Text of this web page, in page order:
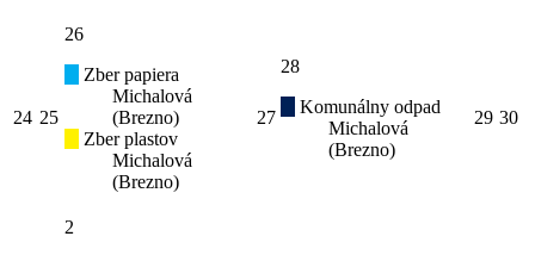
24 25
26
Zber papiera
Michalová
(Brezno)
Zber plastov
Michalová
(Brezno)
27
28
Komunálny odpad
Michalová
(Brezno)
29 30
2